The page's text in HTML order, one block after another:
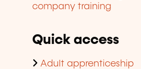
company training
Quick access
Adult apprenticeship